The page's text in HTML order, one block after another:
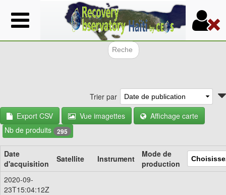
Aller
au
contenu
Trier par
Export CSV
Vue imagettes
Affichage carte
Nb de produits 295
Date
d'acquisition
Satellite Instrument
Mode de
production
2020-09-
23T15:04:12Z